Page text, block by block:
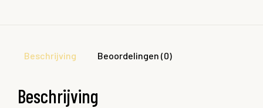
Beschrijving Beoordelingen (0)
Beschrijving